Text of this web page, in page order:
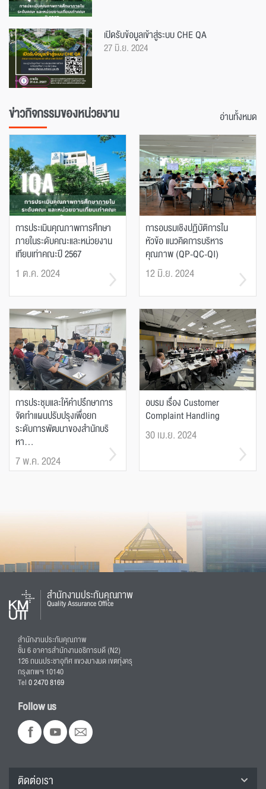
เปิดรับข้อมูลเข้าสู่ระบบ CHE QA
27 มิ.ย. 2024
ข่าวกิจกรรมของหน่วยงาน อ่านทั้งหมด
การประเมินคุณภาพการศึกษา
ภายในระดับคณะและหน่วยงาน
เทียบเท่าคณะปี 2567
1 ต.ค. 2024
การอบรมเชิงปฏิบัติการใน
หัวข้อ แนวคิดการบริหาร
คุณภาพ (QP-QC-QI)
12 มิ.ย. 2024
การประชุมและให้คำปรึกษาการ
จัดทำแผนปรับปรุงเพื่อยก
ระดับการพัฒนาของสำนักบริ
หา...
7 พ.ค. 2024
อบรม เรื่อง Customer
Complaint Handling
30 เม.ย. 2024
สำนักงานประกันคุณภาพ
Quality Assurance Office
สำนักงานประกันคุณภาพ
ชั้น 6 อาคารสำนักงานอธิการบดี (N2)
126 ถนนประชาอุทิศ แขวงบางมด เขตทุ่งครุ
กรุงเทพฯ 10140
Tel0 2470 8169
Follow us
ติดต่อเรา